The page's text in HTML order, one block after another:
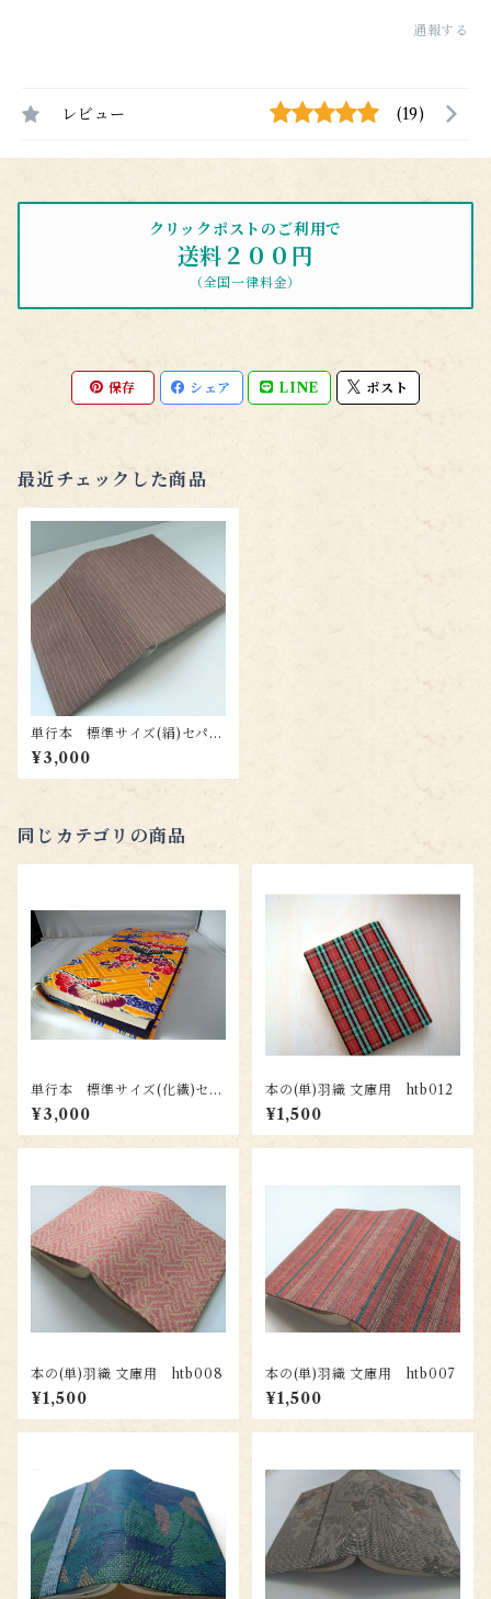
通報する
レビュー (19)
クリックポストのご利用で
送料２００円
（全国一律料金）
保存 シェア LINE ポスト
最近チェックした商品
単行本 標準サイズ(絹)セパレ
ート式ブックカバー ht066
¥3,000
同じカテゴリの商品
単行本 標準サイズ(化繊)セパ
レート式ブックカバー ht050
¥3,000
本の(単)羽織 文庫用 htb012
¥1,500
本の(単)羽織 文庫用 htb008
¥1,500
本の(単)羽織 文庫用 htb007
¥1,500